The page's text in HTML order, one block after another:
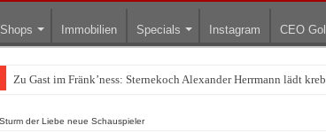
Immobilien Specials Instagram CEO
Zu Gast im Fränk’ness: Sternekoch Alexander Herrmann lädt
Warum München gerade zum Treffpunkt der Lingerie-Branche
der Liebe neue Schauspieler